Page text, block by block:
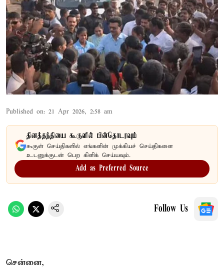
Published on: 21 Apr 2026, 2:58 am
தினத்தந்தியை கூகுளில் பின்தொடரவும்
கூகுள் செய்திகளில் எங்களின் முக்கியச் செய்திகளை
உடனுக்குடன் பெற கிளிக் செய்யவும்.
Add as Preferred Source
Follow Us
சென்னை,